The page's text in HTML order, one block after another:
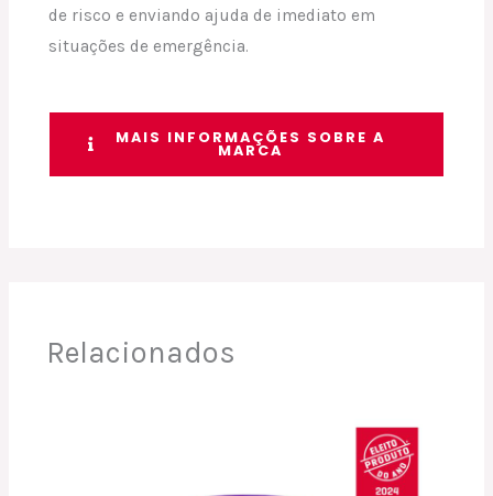
de risco e enviando ajuda de imediato em
situações de emergência.
MAIS INFORMAÇÕES SOBRE A
MARCA
Relacionados